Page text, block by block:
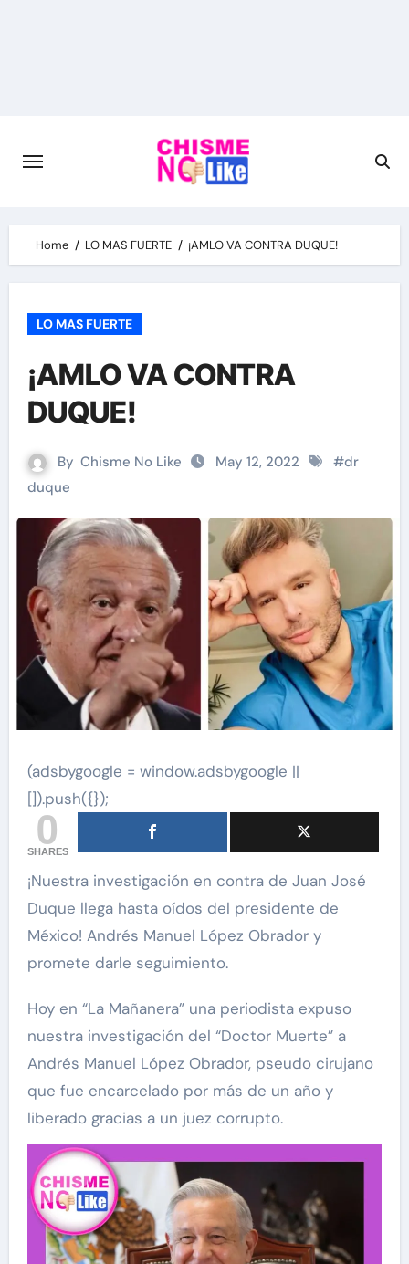
Home LO MAS FUERTE ¡AMLO VA CONTRA DUQUE!
LO MAS FUERTE
¡AMLO VA CONTRA
DUQUE!
By Chisme No Like May 12, 2022 #dr
duque
(adsbygoogle = window.adsbygoogle ||
[]).push({});
0
SHARES
¡Nuestra investigación en contra de Juan José
Duque llega hasta oídos del presidente de
México! Andrés Manuel López Obrador y
promete darle seguimiento.
Hoy en “La Mañanera” una periodista expuso
nuestra investigación del “Doctor Muerte” a
Andrés Manuel López Obrador, pseudo cirujano
que fue encarcelado por más de un año y
liberado gracias a un juez corrupto.